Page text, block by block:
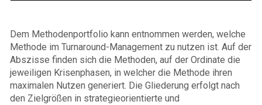
Dem Methodenportfolio kann entnommen werden, welche
Methode im Turnaround-Management zu nutzen ist. Auf der
Abszisse finden sich die Methoden, auf der Ordinate die
jeweiligen Krisenphasen, in welcher die Methode ihren
maximalen Nutzen generiert. Die Gliederung erfolgt nach
den Zielgrößen in strategieorientierte und